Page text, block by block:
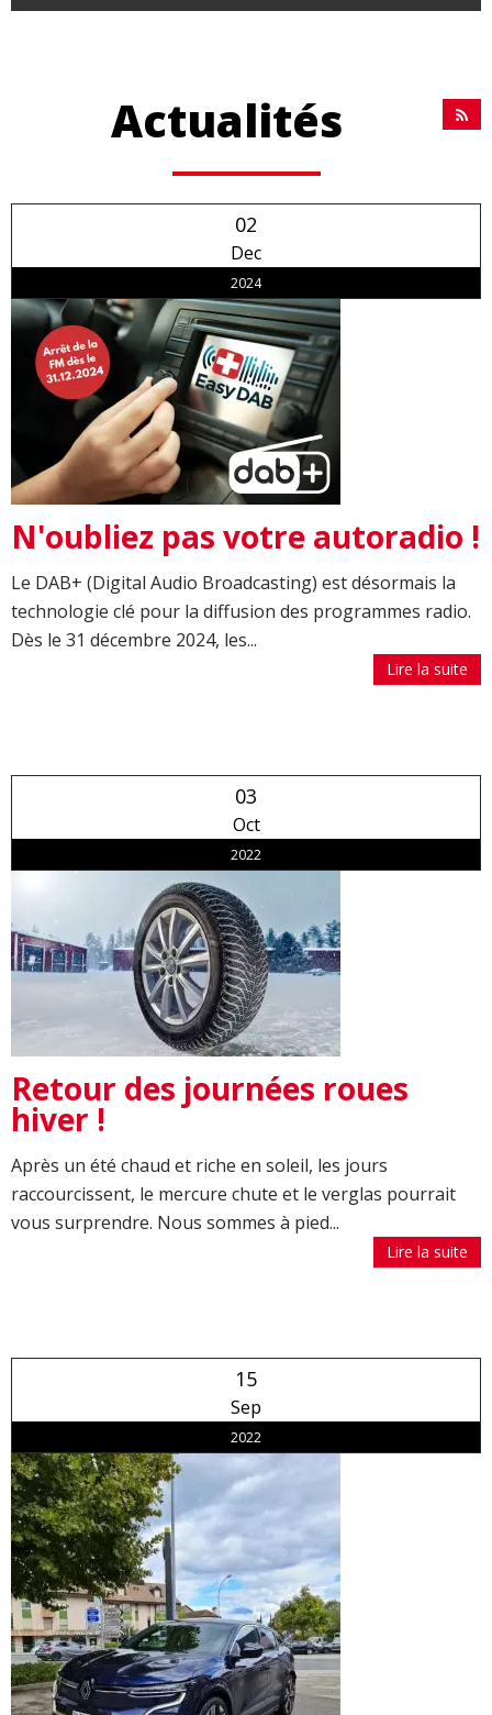
Actualités
02
Dec
2024
N'oubliez pas votre autoradio !
Le DAB+ (Digital Audio Broadcasting) est désormais la
technologie clé pour la diffusion des programmes radio.
Dès le 31 décembre 2024, les...
Lire la suite
03
Oct
2022
Retour des journées roues
hiver !
Après un été chaud et riche en soleil, les jours
raccourcissent, le mercure chute et le verglas pourrait
vous surprendre. Nous sommes à pied...
Lire la suite
15
Sep
2022